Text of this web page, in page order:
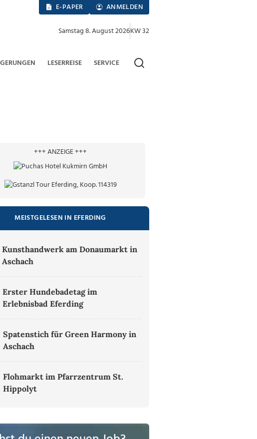
E-PAPER ANMELDEN
Samstag 8. August 2026KW 32
LESERREISE SERVICE
+++ ANZEIGE +++
MEISTGELESEN IN EFERDING
Kunsthandwerk am Donaumarkt in
Aschach
Erster Hundebadetag im
Erlebnisbad Eferding
Spatenstich für Green Harmony in
Aschach
Flohmarkt im Pfarrzentrum St.
Hippolyt